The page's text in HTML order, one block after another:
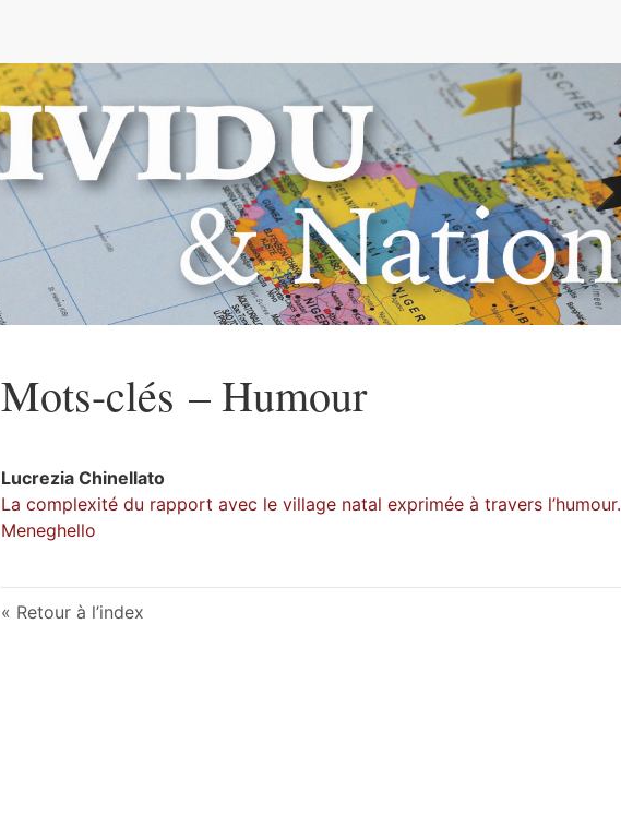
Mots-clés – Humour
Lucrezia Chinellato
La complexité du rapport avec le village natal exprimée à travers l’humour.
Meneghello
Retour à l’index